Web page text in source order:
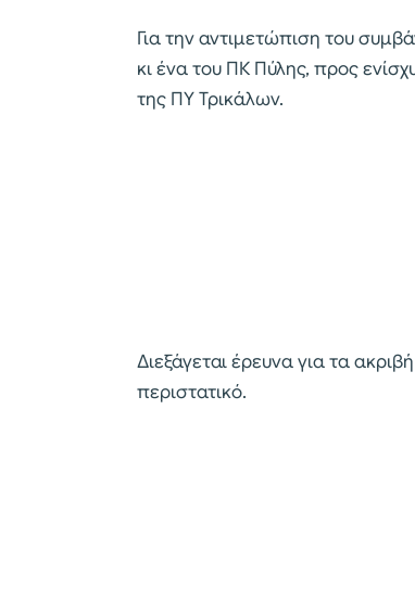
Για την αντιμετώπιση του
κι ένα του ΠΚ Πύλης, προς
της ΠΥ Τρικάλων.
Διεξάγεται έρευνα για τα
περιστατικό.